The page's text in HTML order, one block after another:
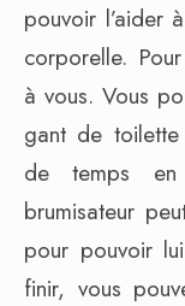
pouvoir l’aider
corporelle.
à vous. Vous
gant de
de temps
brumisateur
pour pouvoir
finir, vous